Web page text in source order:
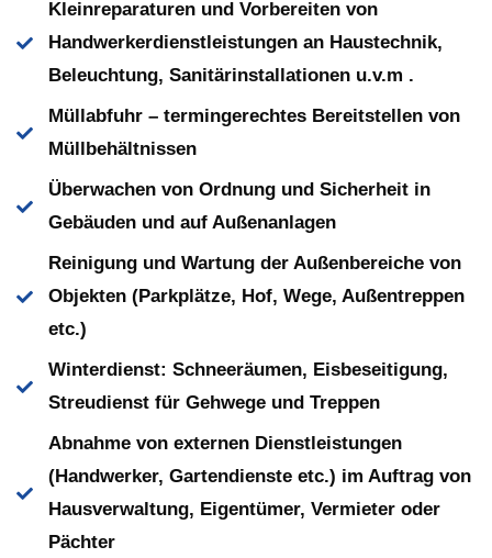
Kleinreparaturen und Vorbereiten von
Handwerkerdienstleistungen an Haustechnik,
Beleuchtung, Sanitärinstallationen u.v.m .
Müllabfuhr – termingerechtes Bereitstellen von
Müllbehältnissen
Überwachen von Ordnung und Sicherheit in
Gebäuden und auf Außenanlagen
Reinigung und Wartung der Außenbereiche von
Objekten (Parkplätze, Hof, Wege, Außentreppen
etc.)
Winterdienst: Schneeräumen, Eisbeseitigung,
Streudienst für Gehwege und Treppen
Abnahme von externen Dienstleistungen
(Handwerker, Gartendienste etc.) im Auftrag von
Hausverwaltung, Eigentümer, Vermieter oder
Pächter